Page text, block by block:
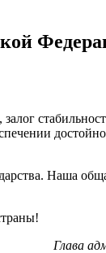
Наша
Глава